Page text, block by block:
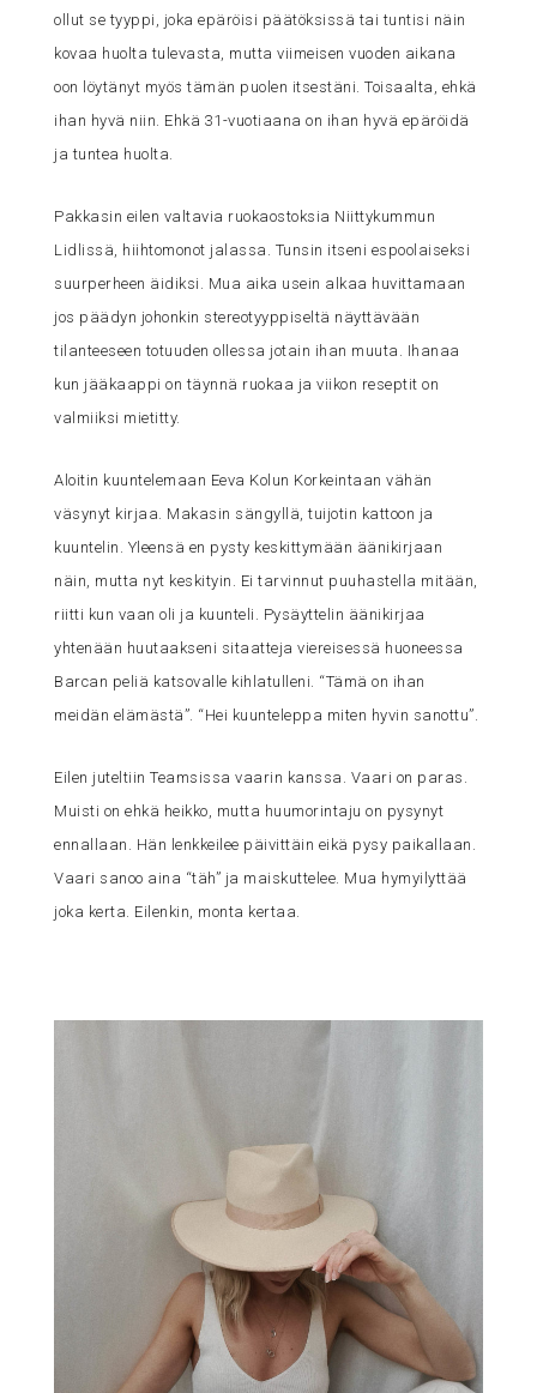
ollut se tyyppi, joka epäröisi päätöksissä tai tuntisi näin
kovaa huolta tulevasta, mutta viimeisen vuoden aikana
oon löytänyt myös tämän puolen itsestäni. Toisaalta, ehkä
ihan hyvä niin. Ehkä 31-vuotiaana on ihan hyvä epäröidä
ja tuntea huolta.
Pakkasin eilen valtavia ruokaostoksia Niittykummun
Lidlissä, hiihtomonot jalassa. Tunsin itseni espoolaiseksi
suurperheen äidiksi. Mua aika usein alkaa huvittamaan
jos päädyn johonkin stereotyyppiseltä näyttävään
tilanteeseen totuuden ollessa jotain ihan muuta. Ihanaa
kun jääkaappi on täynnä ruokaa ja viikon reseptit on
valmiiksi mietitty.
Aloitin kuuntelemaan Eeva Kolun Korkeintaan vähän
väsynyt kirjaa. Makasin sängyllä, tuijotin kattoon ja
kuuntelin. Yleensä en pysty keskittymään äänikirjaan
näin, mutta nyt keskityin. Ei tarvinnut puuhastella mitään,
riitti kun vaan oli ja kuunteli. Pysäyttelin äänikirjaa
yhtenään huutaakseni sitaatteja viereisessä huoneessa
Barcan peliä katsovalle kihlatulleni. “Tämä on ihan
meidän elämästä”. “Hei kuunteleppa miten hyvin sanottu”.
Eilen juteltiin Teamsissa vaarin kanssa. Vaari on paras.
Muisti on ehkä heikko, mutta huumorintaju on pysynyt
ennallaan. Hän lenkkeilee päivittäin eikä pysy paikallaan.
Vaari sanoo aina “täh” ja maiskuttelee. Mua hymyilyttää
joka kerta. Eilenkin, monta kertaa.